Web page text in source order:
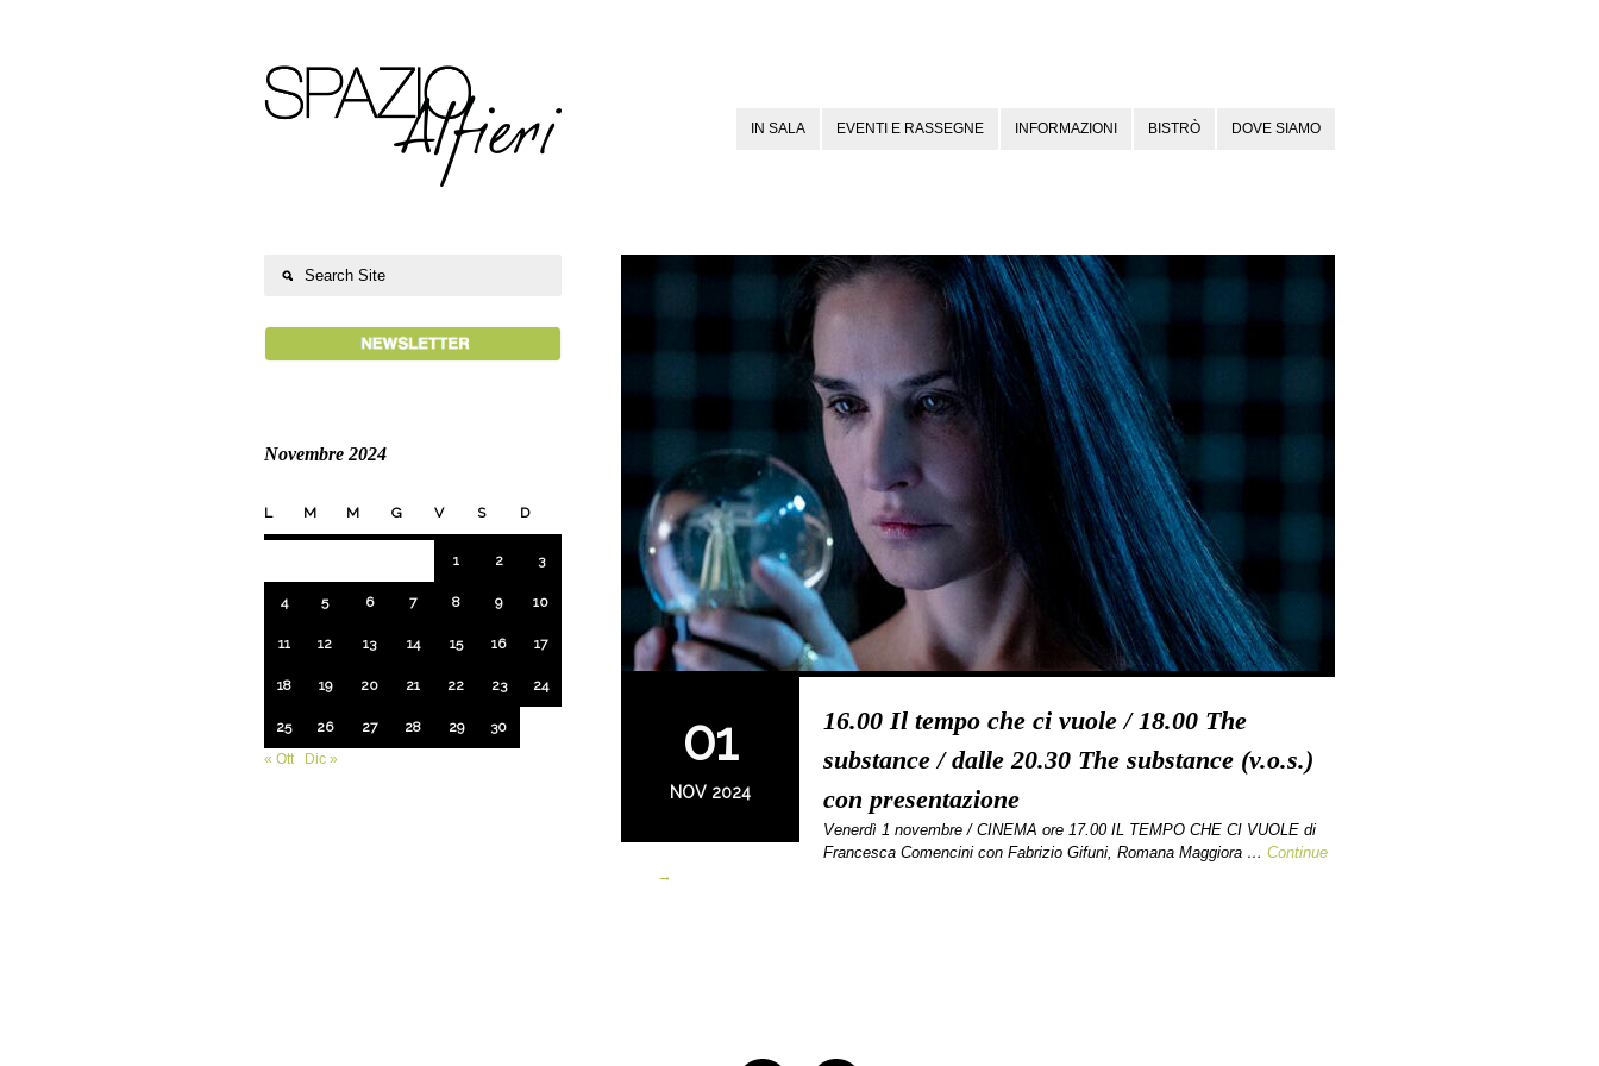
IN SALA EVENTI E RASSEGNE INFORMAZIONI BISTRÒ DOVE SIAMO
01
NOV 2024
16.00 Il tempo che ci vuole / 18.00 The
substance / dalle 20.30 The substance (v.o.s.)
con presentazione
Venerdì 1 novembre / CINEMA ore 17.00 IL TEMPO CHE CI VUOLE di
Francesca Comencini con Fabrizio Gifuni, Romana Maggiora … Continue
→
Novembre 2024
L M M G V S D
1 2 3
4 5 6 7 8 9 10
11 12 13 14 15 16 17
18 19 20 21 22 23 24
25 26 27 28 29
30
« Ott
Dic »